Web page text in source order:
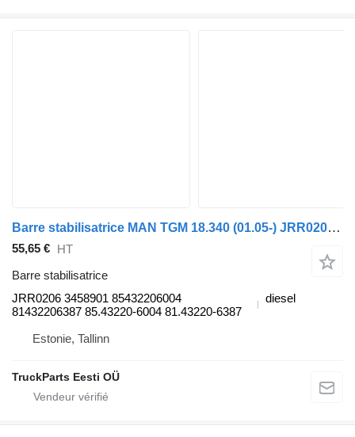
Barre stabilisatrice MAN TGM 18.340 (01.05-) JRR0206 3458901 pour tracteur routier MAN TGL, TGM, TGS, TGX (2005-2021)
55,65 € HT
Barre stabilisatrice
JRR0206 3458901 85432206004
81432206387 85.43220-6004 81.43220-6387
diesel
Estonie, Tallinn
TruckParts Eesti OÜ